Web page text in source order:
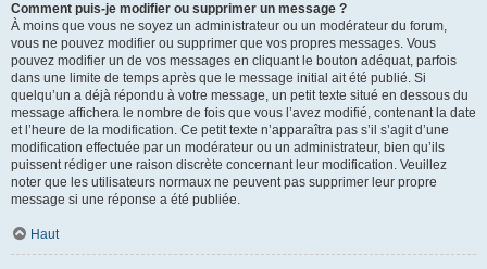
Comment puis-je modifier ou supprimer un message ?
À moins que vous ne soyez un administrateur ou un modérateur du forum,
vous ne pouvez modifier ou supprimer que vos propres messages. Vous
pouvez modifier un de vos messages en cliquant le bouton adéquat, parfois
dans une limite de temps après que le message initial ait été publié. Si
quelqu’un a déjà répondu à votre message, un petit texte situé en dessous du
message affichera le nombre de fois que vous l’avez modifié, contenant la date
et l’heure de la modification. Ce petit texte n’apparaîtra pas s’il s’agit d’une
modification effectuée par un modérateur ou un administrateur, bien qu’ils
puissent rédiger une raison discrète concernant leur modification. Veuillez
noter que les utilisateurs normaux ne peuvent pas supprimer leur propre
message si une réponse a été publiée.
Haut